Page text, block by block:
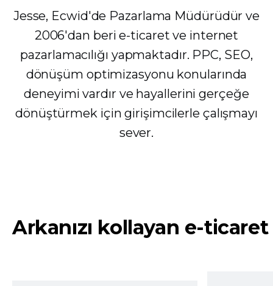
Jesse, Ecwid'de Pazarlama Müdürüdür ve
2006'dan beri e-ticaret ve internet
pazarlamacılığı yapmaktadır. PPC, SEO,
dönüşüm optimizasyonu konularında
deneyimi vardır ve hayallerini gerçeğe
dönüştürmek için girişimcilerle çalışmayı
sever.
Arkanızı kollayan e-ticaret